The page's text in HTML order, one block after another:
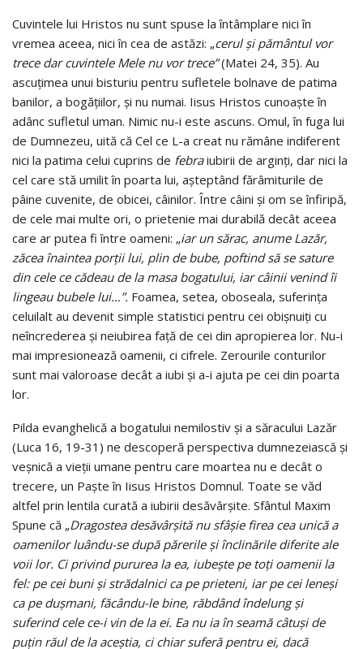
Cuvintele lui Hristos nu sunt spuse la întâmplare nici în
vremea aceea, nici în cea de astăzi: „cerul şi pământul vor
trece dar cuvintele Mele nu vor trece”(Matei 24, 35). Au
ascuțimea unui bisturiu pentru sufletele bolnave de patima
banilor, a bogăţiilor, şi nu numai. Iisus Hristos cunoaşte în
adânc sufletul uman. Nimic nu-i este ascuns. Omul, în fuga lui
de Dumnezeu, uită că Cel ce L-a creat nu rămâne indiferent
nici la patima celui cuprins de febraiubirii de arginţi, dar nici la
cel care stă umilit în poarta lui, aşteptând fărâmiturile de
pâine cuvenite, de obicei, câinilor. Între câini şi om se înfiripă,
de cele mai multe ori, o prietenie mai durabilă decât aceea
care ar putea fi între oameni: „iar un sărac, anume Lazăr,
zăcea înaintea porţii lui, plin de bube, poftind să se sature
din cele ce cădeau de la masa bogatului, iar câinii venind îi
lingeau bubele lui…”. Foamea, setea, oboseala, suferinţa
celuilalt au devenit simple statistici pentru cei obişnuiţi cu
neîncrederea şi neiubirea faţă de cei din apropierea lor. Nu-i
mai impresionează oamenii, ci cifrele. Zerourile conturilor
sunt mai valoroase decât a iubi şi a-i ajuta pe cei din poarta
lor.
Pilda evanghelică a bogatului nemilostiv şi a săracului Lazăr
(Luca 16, 19-31) ne descoperă perspectiva dumnezeiască şi
veşnică a vieţii umane pentru care moartea nu e decât o
trecere, un Paşte în Iisus Hristos Domnul. Toate se văd
altfel prin lentila curată a iubirii desăvârşite. Sfântul Maxim
Spune că „Dragostea desăvârşită nu sfâşie firea cea unică a
oamenilor luându-se după părerile şi înclinările diferite ale
voii lor. Ci privind pururea la ea, iubeşte pe toţi oamenii la
fel: pe cei buni şi strădalnici ca pe prieteni, iar pe cei leneşi
ca pe duşmani, făcându-le bine, răbdând îndelung şi
suferind cele ce-i vin de la ei. Ea nu ia în seamă câtuşi de
puţin răul de la aceştia, ci chiar suferă pentru ei, dacă